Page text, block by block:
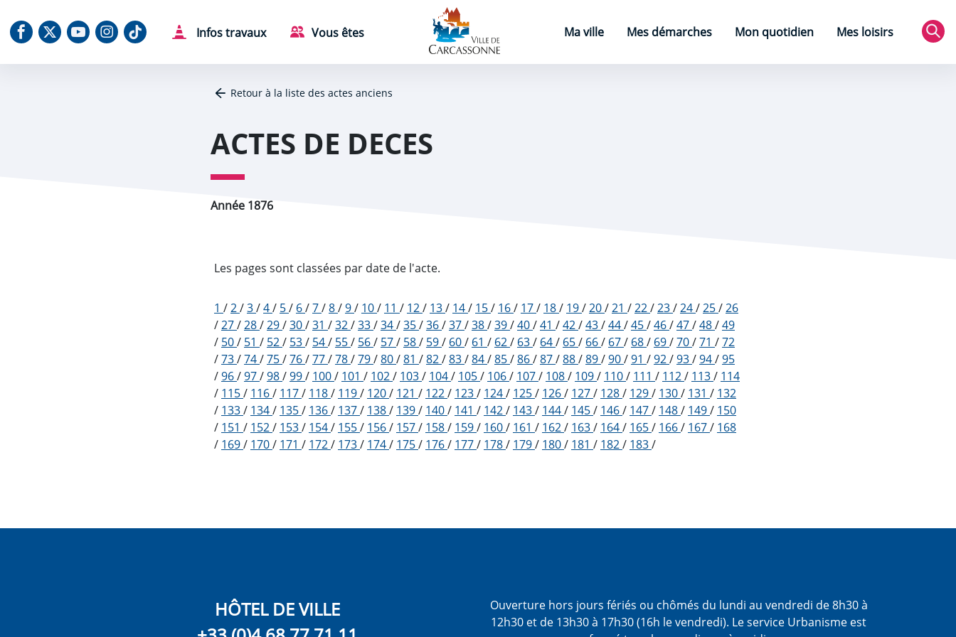
Notre Facebook
Notre X (Twitter)
Notre chaine Youtube
Notre Instagram
Notre TiktokInfos travaux Vous êtes
Page d'accueil
Ma ville
Mes démarches Mon quotidien
Mes loisirs
Retour à la liste des actes anciens
ACTES DE DECES
Année 1876
Les pages sont classées par date de l'acte.
1 /2/3/4/ 5/ 6/7/8/9/ 10/ 11 / 12/ 13/ 14/ 15/ 16/ 17/ 18/ 19/20/21 /22/23/24/25/26
/27/28/29/30/31 /32/33/34/35/36/37/38/39/40/41 /42/43/44/45/46/47/48/49
/ 50/ 51 / 52/ 53/ 54/ 55/ 56/ 57/ 58/ 59/ 60/ 61 / 62/ 63/ 64/ 65/ 66/ 67/ 68/ 69/70/71 /72
/73/74/75/76/77/78/79/80/81 /82/83/84/85/86/87/88/89/90/91 /92/93/94/95
/96/97/98/99/ 100/ 101 / 102/ 103/ 104/ 105/ 106/ 107/ 108/ 109/ 110/ 111 / 112/ 113/ 114
/ 115/ 116/ 117/ 118/ 119/ 120/ 121 / 122/ 123/ 124/ 125/ 126/ 127/ 128/ 129/ 130/ 131 / 132
/ 133/ 134/ 135/ 136/ 137/ 138/ 139/ 140/ 141 / 142/ 143/ 144/ 145/ 146/ 147/ 148/ 149/ 150
/ 151 / 152/ 153/ 154/ 155/ 156/ 157/ 158/ 159/ 160/ 161 / 162/ 163/ 164/ 165/ 166/ 167/ 168
/ 169/ 170/ 171 / 172/ 173/ 174/ 175/ 176/ 177/ 178/ 179/ 180/ 181 / 182/ 183/
HÔTEL DE VILLE
Ouverture hors jours fériés ou chômés du lundi au vendredi de 8h30 à
12h30 et de 13h30 à 17h30 (16h le vendredi). Le service Urbanisme est